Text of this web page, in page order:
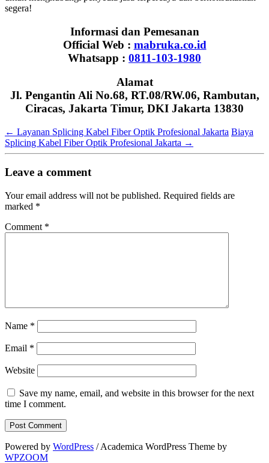
segera!
Informasi dan Pemesanan
Official Web : mabruka.co.id
Whatsapp : 0811-103-1980
Alamat
Jl. Pengantin Ali No.68, RT.08/RW.06, Rambutan,
Ciracas, Jakarta Timur, DKI Jakarta 13830
← Layanan Splicing Kabel Fiber Optik Profesional Jakarta Biaya
Splicing Kabel Fiber Optik Profesional Jakarta →
Leave a comment
Your email address will not be published. Required fields are
marked *
Comment *
Name *
Email *
Website
Save my name, email, and website in this browser for the next
time I comment.
Powered by WordPress / Academica WordPress Theme by
WPZOOM